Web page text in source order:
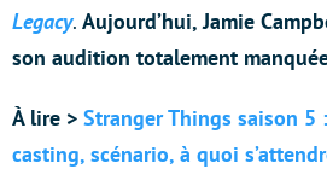
Legacy. Aujourd’hui, Jamie
son audition totalement
À lire > Stranger Things saison 5
casting, scénario, à quoi